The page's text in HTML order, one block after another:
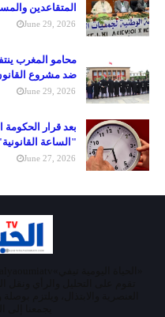
المتقاعدين
June 29, 2026
محامو المغرب
ضد مشروع
June 29, 2026
بعد قرار
"الساعة
June 27, 2026